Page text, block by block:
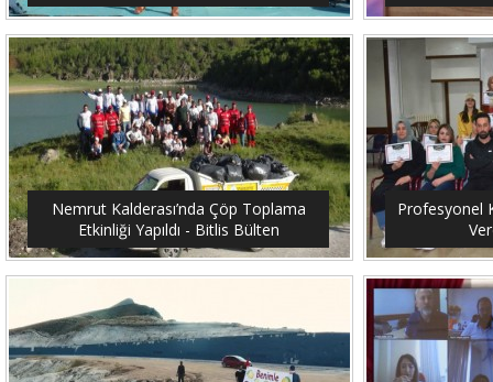
Nemrut Kalderası’nda Çöp Toplama
Etkinliği Yapıldı - Bitlis Bülten
Profesyonel